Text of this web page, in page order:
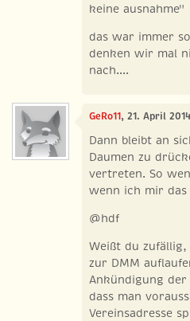
keine ausnahme"
das war immer
denken wir mal
nach....
GeRo11, 21. April
Dann bleibt an
Daumen zu
vertreten. So
wenn ich mir das
@hdf
Weißt du
zur DMM
Ankündigung der
dass man
Vereinsadresse